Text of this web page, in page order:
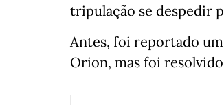
tripulação se despedir
Antes, foi reportado
Orion, mas foi